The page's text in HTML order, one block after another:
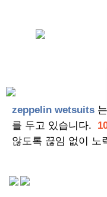
zeppelin wetsuits
를 두고 있습니다.
않도록 끊임 없이 노